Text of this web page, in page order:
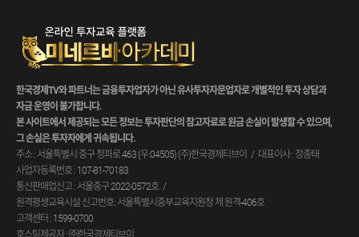
한국경제TV와 파트너는 금융투자업자가 아닌 유사투자자문업자로 개별적인 투자 상담과
자금 운영이 불가합니다.
본 사이트에서 제공되는 모든 정보는 투자판단의 참고자료로 원금 손실이 발생할 수 있으며,
그 손실은 투자자에게 귀속됩니다.
주소 : 서울특별시 중구 청파로 463 (우:04505) (주)한국경제티브이
대표이사 : 정종태
사업자등록번호 : 107-81-70183
통신판매업신고 : 서울중구 2022-0572호
원격평생교육시설 신고번호: 서울특별시중부교육지원청 제 원격-406호
고객센터 : 1599-0700
호스팅제공자 : ㈜한국경제티브이